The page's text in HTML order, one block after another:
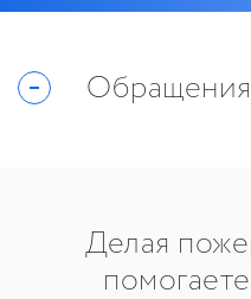
Обращения
Делая